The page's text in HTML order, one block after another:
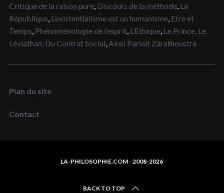
Critique de la raison pure, Discours de la méthode, La
République, L’existentialisme est un humanisme, Etre et
Temps Phénoménologie de l’esprit, L’Ethique, Le Prince, Le
Léviathan, Du Contrat Social Ainsi Parlait Zarathoustra
Plan du site
Contact
LA-PHILOSOPHIE.COM - 2008-2026
BACK TO TOP